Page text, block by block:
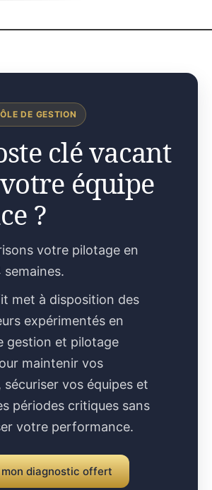
DE GESTION
clé vacant
équipe
?
votre pilotage en
met à disposition des
expérimentés en
gestion et pilotage
maintenir vos
vos équipes et
périodes critiques sans
votre performance.
diagnostic offert